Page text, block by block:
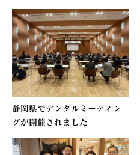
静岡県でデンタルミーティン
グが開催されました